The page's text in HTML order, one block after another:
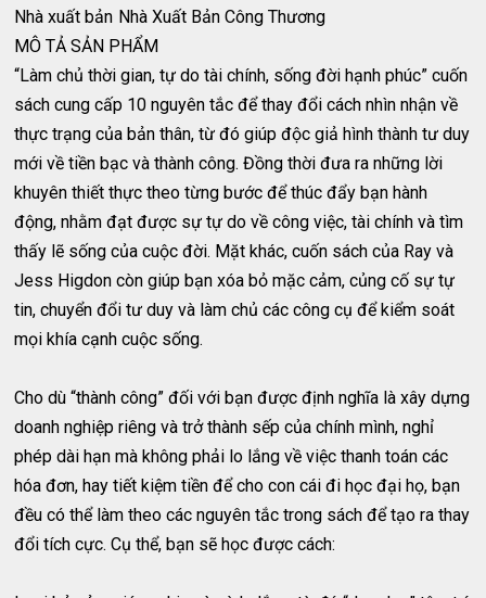
Nhà xuất bản Nhà Xuất Bản Công Thương
MÔ TẢ SẢN PHẨM
“Làm chủ thời gian, tự do tài chính, sống đời hạnh phúc” cuốn
sách cung cấp 10 nguyên tắc để thay đổi cách nhìn nhận về
thực trạng của bản thân, từ đó giúp độc giả hình thành tư duy
mới về tiền bạc và thành công. Đồng thời đưa ra những lời
khuyên thiết thực theo từng bước để thúc đẩy bạn hành
động, nhằm đạt được sự tự do về công việc, tài chính và tìm
thấy lẽ sống của cuộc đời. Mặt khác, cuốn sách của Ray và
Jess Higdon còn giúp bạn xóa bỏ mặc cảm, củng cố sự tự
tin, chuyển đổi tư duy và làm chủ các công cụ để kiểm soát
mọi khía cạnh cuộc sống.
Cho dù “thành công” đối với bạn được định nghĩa là xây dựng
doanh nghiệp riêng và trở thành sếp của chính mình, nghỉ
phép dài hạn mà không phải lo lắng về việc thanh toán các
hóa đơn, hay tiết kiệm tiền để cho con cái đi học đại họ, bạn
đều có thể làm theo các nguyên tắc trong sách để tạo ra thay
đổi tích cực. Cụ thể, bạn sẽ học được cách: